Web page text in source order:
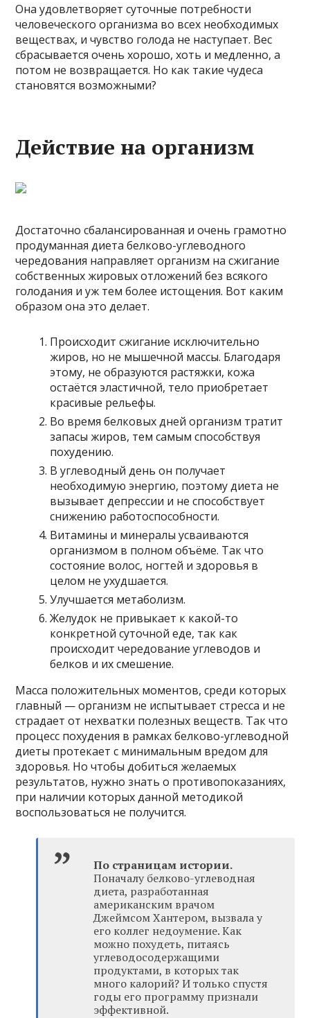
Она удовлетворяет суточные потребности
человеческого организма во всех необходимых
веществах, и чувство голода не наступает. Вес
сбрасывается очень хорошо, хоть и медленно, а
потом не возвращается. Но как такие чудеса
становятся возможными?
Действие на организм
Достаточно сбалансированная и очень грамотно
продуманная диета белково-углеводного
чередования направляет организм на сжигание
собственных жировых отложений без всякого
голодания и уж тем более истощения. Вот каким
образом она это делает.
Происходит сжигание исключительно
жиров, но не мышечной массы. Благодаря
этому, не образуются растяжки, кожа
остаётся эластичной, тело приобретает
красивые рельефы.
Во время белковых дней организм тратит
запасы жиров, тем самым способствуя
похудению.
В углеводный день он получает
необходимую энергию, поэтому диета не
вызывает депрессии и не способствует
снижению работоспособности.
Витамины и минералы усваиваются
организмом в полном объёме. Так что
состояние волос, ногтей и здоровья в
целом не ухудшается.
Улучшается метаболизм.
Желудок не привыкает к какой-то
конкретной суточной еде, так как
происходит чередование углеводов и
белков и их смешение.
Масса положительных моментов, среди которых
главный — организм не испытывает стресса и не
страдает от нехватки полезных веществ. Так что
процесс похудения в рамках белково-углеводной
диеты протекает с минимальным вредом для
здоровья. Но чтобы добиться желаемых
результатов, нужно знать о противопоказаниях,
при наличии которых данной методикой
воспользоваться не получится.
По страницам истории.
Поначалу белково-углеводная
диета, разработанная
американским врачом
Джеймсом Хантером, вызвала у
его коллег недоумение. Как
можно похудеть, питаясь
углеводосодержащими
продуктами, в которых так
много калорий? И только спустя
годы его программу признали
эффективной.